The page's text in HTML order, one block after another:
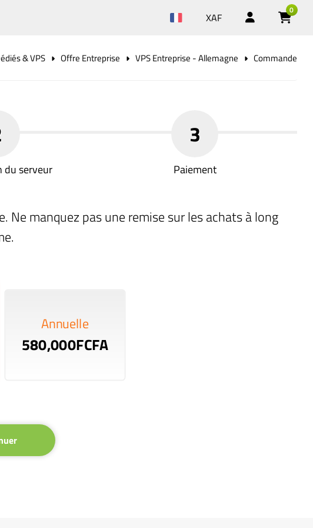
XAF
0
& VPS Offre Entreprise VPS Entreprise - Allemagne Commande
du serveur
3
Paiement
manquez pas une remise sur les achats à long
Annuelle
580,000FCFA